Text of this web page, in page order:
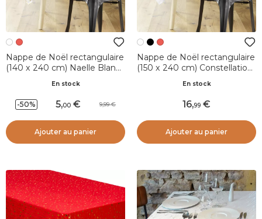
Nappe de Noël rectangulaire
(140 x 240 cm) Naelle Blanc
En stock
-50% 5,00 9,99
Ajouter au panier
Nappe de Noël rectangulaire
(150 x 240 cm) Constellation
En stock
16,99
Ajouter au panier